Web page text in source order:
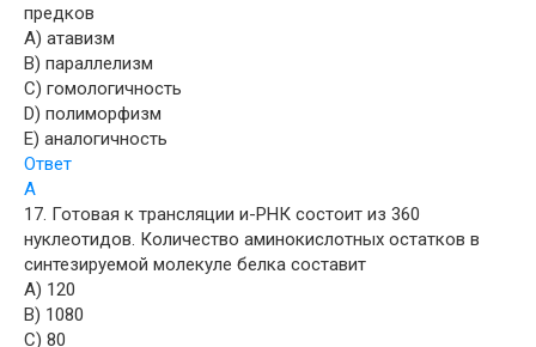
предков
A) атавизм
B) параллелизм
C) гомологичность
D) полиморфизм
E) аналогичность
Ответ
A
17. Готовая к трансляции и-РНК состоит из 360
нуклеотидов. Количество аминокислотных остатков в
синтезируемой молекуле белка составит
A) 120
B) 1080
C) 80